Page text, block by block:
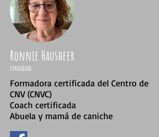
Ronnie Hausheer
Fundadora
Formadora certificada del Centro de
CNV (CNVC)
Coach certificada
Abuela y mamá de caniche